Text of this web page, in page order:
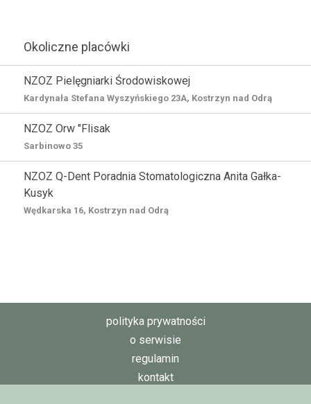
Okoliczne placówki
NZOZ Pielęgniarki Środowiskowej
Kardynała Stefana Wyszyńskiego 23A, Kostrzyn nad Odrą
NZOZ Orw "Flisak
Sarbinowo 35
NZOZ Q-Dent Poradnia Stomatologiczna Anita Gałka-
Kusyk
Wędkarska 16, Kostrzyn nad Odrą
polityka prywatności
o serwisie
regulamin
kontakt